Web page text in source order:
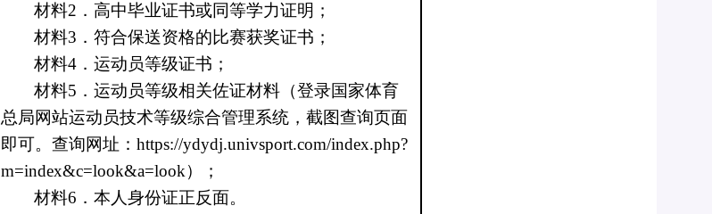
材料2 ．高中毕业证书或同等学力证明；
材料3 ．符合保送资格的比赛获奖证书；
材料4．运动员等级证书；
材料5 ．运动员等级相关佐证材料（登录国家体育
总局网站运动员技术等级综合管理系统，截图查询页面
即可。查询网址： https://ydydj.univsport.com/index.php?
m=index&c=look&a=look）；
材料6．本人身份证正反面。